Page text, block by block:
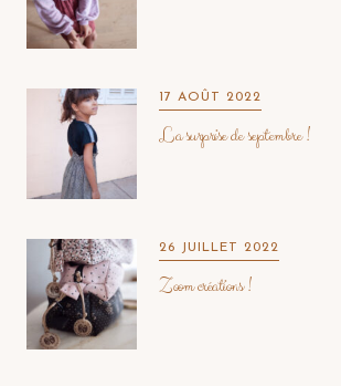
17 AOÛT 2022
La surprise de septembre !
26 JUILLET 2022
Zoom créations !